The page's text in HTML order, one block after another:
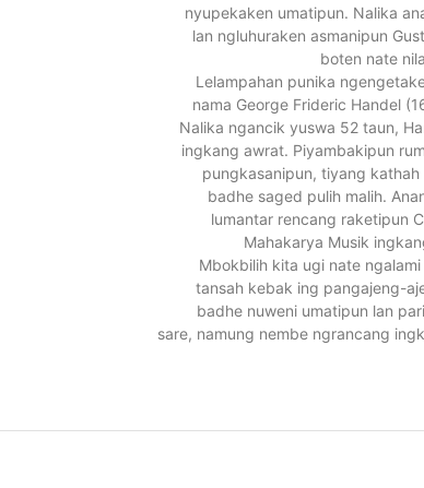
nyupekaken umatipun. Nalika
lan ngluhuraken asmanipun
boten nate
Lelampahan punika
nama George Frideric Handel
Nalika ngancik yuswa 52 taun,
ingkang awrat. Piyambakipun
pungkasanipun, tiyang
badhe saged pulih malih.
lumantar rencang raketipun
Mahakarya Musik
Mbokbilih kita ugi nate
tansah kebak ing pangajeng-
badhe nuweni umatipun lan
sare, namung nembe ngrancang